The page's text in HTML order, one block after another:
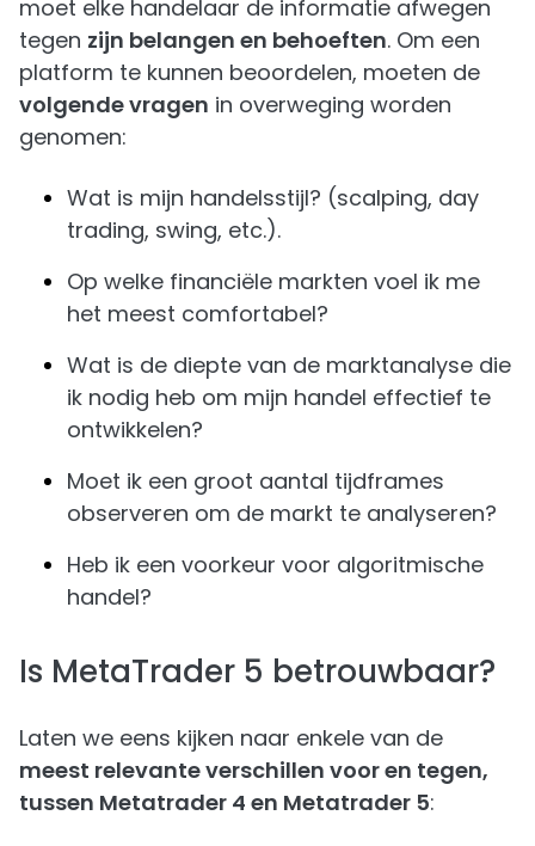
moet elke handelaar de informatie afwegen
tegen zijn belangen en behoeften. Om een
platform te kunnen beoordelen, moeten de
volgende vragen in overweging worden
genomen:
Wat is mijn handelsstijl? (scalping, day
trading, swing, etc.).
Op welke financiële markten voel ik me
het meest comfortabel?
Wat is de diepte van de marktanalyse die
ik nodig heb om mijn handel effectief te
ontwikkelen?
Moet ik een groot aantal tijdframes
observeren om de markt te analyseren?
Heb ik een voorkeur voor algoritmische
handel?
Is MetaTrader 5 betrouwbaar?
Laten we eens kijken naar enkele van de
meest relevante verschillen voor en tegen,
tussen Metatrader 4 en Metatrader 5: